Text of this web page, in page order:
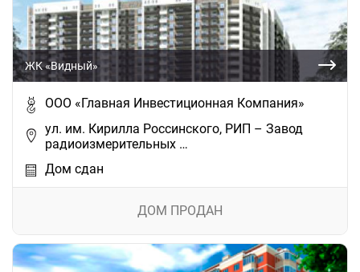
ЖК «Видный»
ООО «Главная Инвестиционная Компания»
ул. им. Кирилла Россинского, РИП – Завод
радиоизмерительных …
Дом сдан
ДОМ ПРОДАН